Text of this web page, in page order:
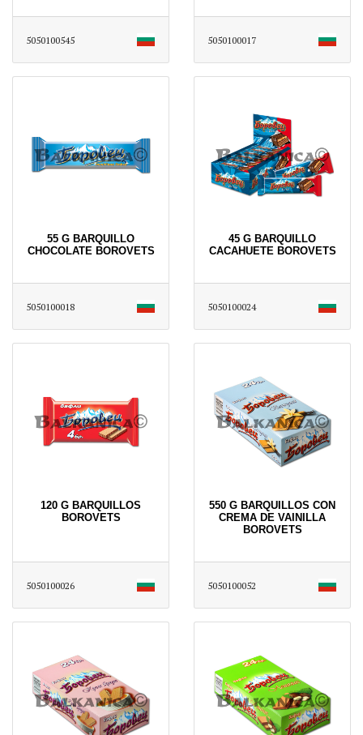
5050100545 5050100017
55 G BARQUILLO
CHOCOLATE BOROVETS
5050100018
45 G BARQUILLO
CACAHUETE BOROVETS
5050100024
120 G BARQUILLOS
BOROVETS
5050100026
550 G BARQUILLOS CON
CREMA DE VAINILLA
BOROVETS
5050100052